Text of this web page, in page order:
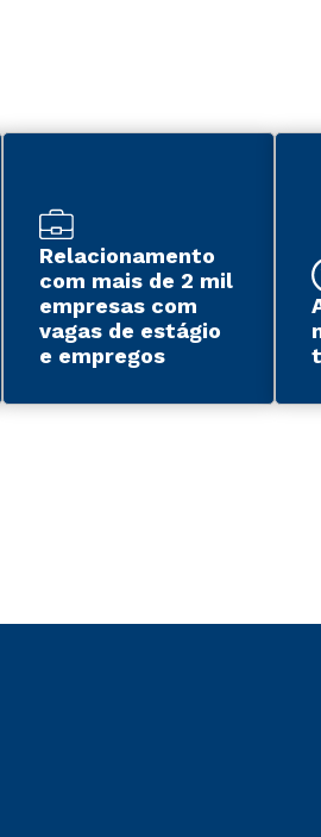
Relacionamento
com mais de 2 mil
empresas com
vagas de estágio
e empregos